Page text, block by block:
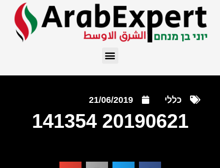
כללי 21/06/2019
20190621 141354